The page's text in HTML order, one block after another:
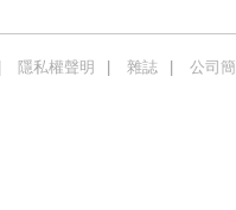
隱私權聲明 雜誌 公司